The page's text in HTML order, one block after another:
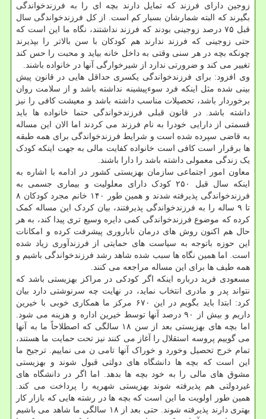
زوجین دارای فرزند که تمایل دارند بچه ای را به فرزندخواندگی
بگیرند که البته شمارشان بسیار کم است. از کل فرزندخواندگی سال
قبل ۷۵ درصد زوجینی بودند که فرزند نداشتند، نگاه ما این است که
حتی زوجینی که فرزند ندارند هم کودکان با سن بالاتر را بپذیرند
چونکه بچه در هر سنی وقتی به داخل خانه بیاید و محبت را حس کند
تغییر می کند و ضرورتی ندارد از شیرخوارگی آنها در خانواده باشند.
وی افزود: برای فرزندخواندگی یکسری حداقل هایی در قانون پیش
بینی شده مثل اینکه فرد سوءپیشینه نداشته باشد و از سلامت روان
برخوردار باشد، تحصیلات مناسب داشته باشد و معیشت کافی را نیز
داشته باشد. در قانون قبلی فرزندخواندگی حتما خانواده ها باید
قسمتی از دارایی خودرا به نام فرزند می کردند اما الان این مساله
به قاضی سپرده شده است و شرایط فرزندخواندگی برای همه طبقه
ها برقرار است کافی است خانواده کفایت مالی به جهت اینکه کودک
یک زندگی معمولی داشته باشد را دارا باشند.
معاون امور اجتماعی سازمان بهزیستی کشور در ادامه با اشاره به
اینکه سال قبل ۲۵۰ کودک دارای معلولیت و بیماری جسمی به
فرزندخواندگی پذیرفته شدند و همین طور ۱۴۰ خانم مجرد کودکان ۸
تا ۹ ساله را به فرزندخواندگی پذیرفتند، بیان کردک این مساله کمک
کرده که موضوع فرزندخواندگی کمی دایره وسیع تری پیدا کند، به هر
حال هم اکنون روش های درمان ناباروری پیشرفت کرده و امکانات
این حوزه باتوجه به سیاست های حمایتی از فرزندآوری زیاد شده
است. اما همین نگاه ها سبب شده شاهد رشد فرزندخواندگی باشیم و
همه طیف ها برای این مساله مراجعه می کنند.
مسعودی فرید درباره اینکه اگر کودکی در مراکز بهزیستی باشد که
نتواند پدر و مادری انتخاب نماید، در نهایت چه سرنوشتی دارد بیان
کرد: ابتدا باید بگویم در این ۶۷۰ مرکز ما همکاری خوبی با خیرین
داریم و بیش از ۹۰ درصد آنها توسط خیرین اداره و هزینه می شود.
اما بچه های بهزیستی بعد از سن ۱۸ سالگی که اصطلاحاً ما به آنها
می گوییم پروسه استقلال را آغاز می کنند نیز تحت حمایت ما هستند،
تمام خرج تحصیل وخورد و خوراک آنها تامی ن می نماییم. ترجیح ما
این است که بچه ها دانشگاه های دولتی قبول شوند و بهزیستی
مشوق های مالی را به خود بچه ها بدهد. اما اگر در دانشگاه های
غیردولتی هم پذیرفته شوند بهزیستی شهریه را پرداخت می کند.
همین طور اولویت ما این است که بچه ها در رشته هایی که بازار کار
بهتری دارند پذیرفته شوند. حتی بعد از ۱۸ سالگی ما شاهد می باشیم